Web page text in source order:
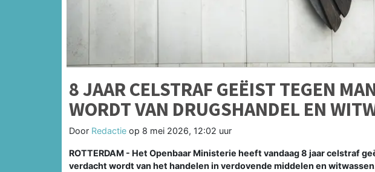
8 JAAR CELSTRAF GEËIST TEGEN
WORDT VAN DRUGSHANDEL EN
Door Redactie op 8 mei 2026, 12:02 uur
ROTTERDAM - Het Openbaar Ministerie heeft vandaag 8 jaar celstraf
verdacht wordt van het handelen in verdovende middelen en